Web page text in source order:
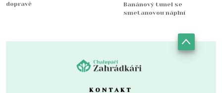
dopravě
Banánový tunel se
smetanovou náplní
KONTAKT